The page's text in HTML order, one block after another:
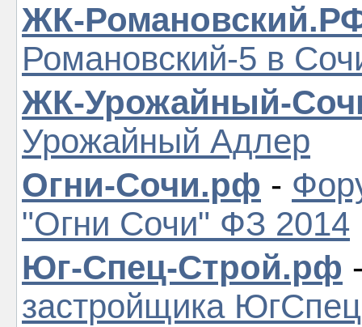
ЖК-
Романовский-5 в
ЖК-Урожайный-
Урожайный Адлер
Огни-Сочи.рф -
"Огни Сочи" ФЗ 2014
Юг-Спец-Строй.рф
застройщика